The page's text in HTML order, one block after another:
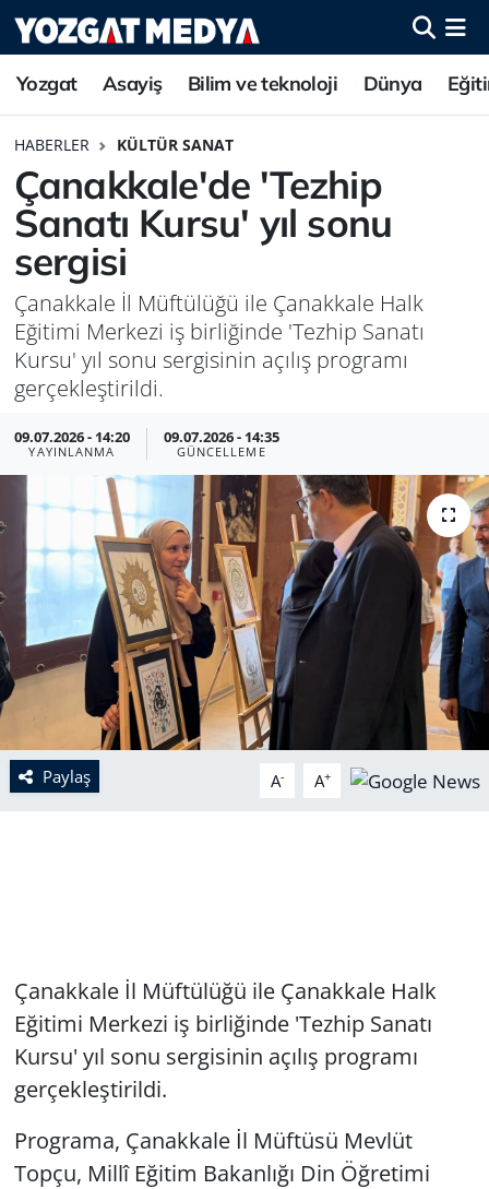
Yozgat Asayiş Bilim ve teknoloji Dünya
HABERLER KÜLTÜR SANAT
Çanakkale'de 'Tezhip
Sanatı Kursu' yıl sonu
sergisi
Çanakkale İl Müftülüğü ile Çanakkale Halk
Eğitimi Merkezi iş birliğinde 'Tezhip Sanatı
Kursu' yıl sonu sergisinin açılış programı
gerçekleştirildi.
09.07.2026 - 14:20
YAYINLANMA
09.07.2026 - 14:35
GÜNCELLEME
Paylaş A- A+
Çanakkale İl Müftülüğü ile Çanakkale Halk
Eğitimi Merkezi iş birliğinde 'Tezhip Sanatı
Kursu' yıl sonu sergisinin açılış programı
gerçekleştirildi.
Programa, Çanakkale İl Müftüsü Mevlüt
Topçu, Millî Eğitim Bakanlığı Din Öğretimi